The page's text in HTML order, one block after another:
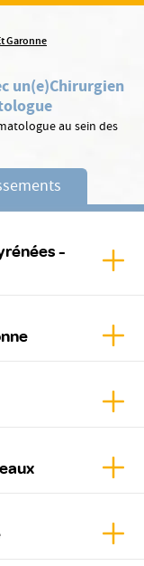
Garonne
un(e)Chirurgien
au sein des
-